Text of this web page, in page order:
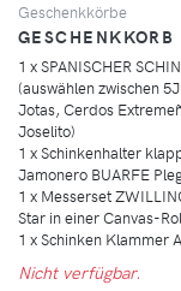
Geschenkkörbe
GESCHENKKORB
1 x SPANISCHER
(auswählen zwischen
Jotas, Cerdos
Joselito)
1 x Schinkenhalter
Jamonero BUARFE
1 x Messerset
Star in einer Canvas-
1 x Schinken Klammer
Nicht verfügbar.